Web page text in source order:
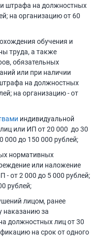
штрафа на должностных
на организацию от 60
обучения и
труда, а также
обязательных
или при наличии
на должностных
на организацию - от
индивидуальной
или ИП от 20 000 до 30
000 до 150 000 рублей;
нормативных
или наложение
от 2 000 до 5 000 рублей;
рублей;
лицом, ранее
наказанию за
должностных лиц от 30
на срок от одного